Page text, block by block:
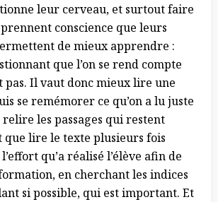
leur cerveau, et surtout faire
conscience que leurs
de mieux apprendre :
que l’on se rend compte
pas. Il vaut donc mieux lire une
se remémorer ce qu’on a lu juste
les passages qui restent
que lire le texte plusieurs fois
l’effort qu’a réalisé l’élève afin de
en cherchant les indices
si possible, qui est important. Et